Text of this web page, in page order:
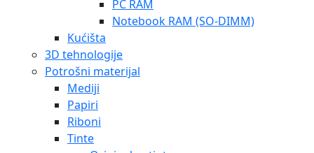
PC RAM
Notebook RAM (SO-DIMM)
Kućišta
3D tehnologije
Potrošni materijal
Mediji
Papiri
Riboni
Tinte